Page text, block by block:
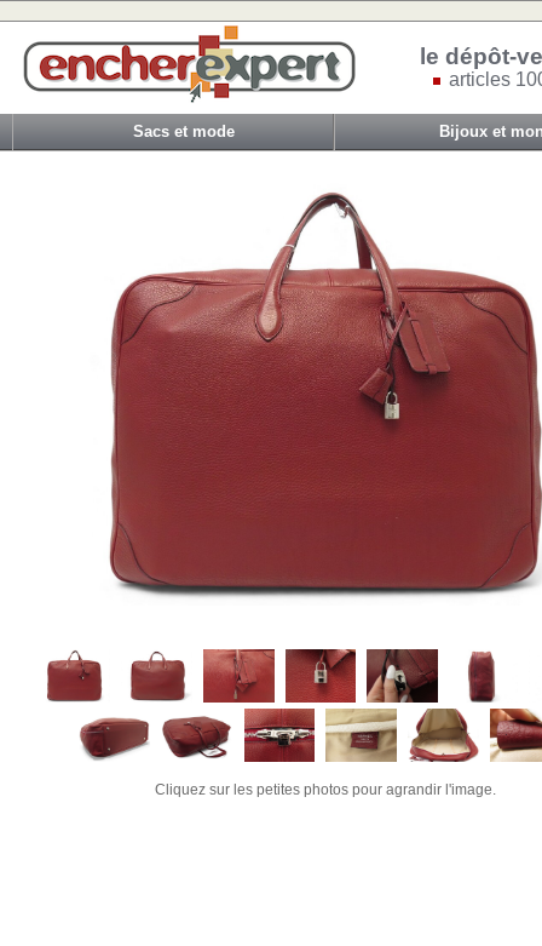
le dépôt-
articles
Sacs et mode Bijoux et
Cliquez sur les petites photos pour agrandir l'image.